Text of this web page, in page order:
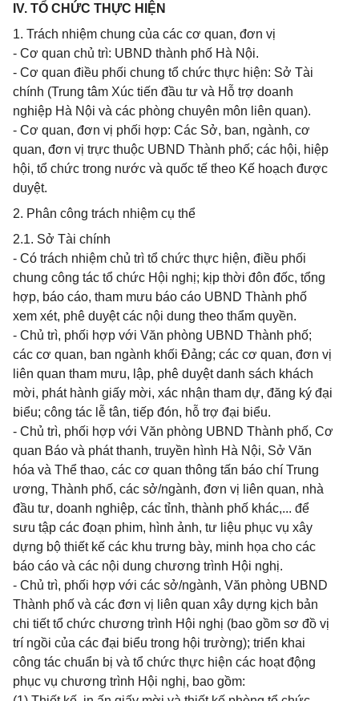
IV. TỔ CHỨC THỰC HIỆN
1. Trách nhiệm chung của các cơ quan, đơn vị
- Cơ quan chủ trì: UBND thành phố Hà Nội.
- Cơ quan điều phối chung tổ chức thực hiện: Sở Tài
chính (Trung tâm Xúc tiến đầu tư và Hỗ trợ doanh
nghiệp Hà Nội và các phòng chuyên môn liên quan).
- Cơ quan, đơn vị phối hợp: Các Sở, ban, ngành, cơ
quan, đơn vị trực thuộc UBND Thành phố; các hội, hiệp
hội, tổ chức trong nước và quốc tế theo Kế hoạch được
duyệt.
2. Phân công trách nhiệm cụ thể
2.1. Sở Tài chính
- Có trách nhiệm chủ trì tổ chức thực hiện, điều phối
chung công tác tổ chức Hội nghị; kịp thời đôn đốc, tổng
hợp, báo cáo, tham mưu báo cáo UBND Thành phố
xem xét, phê duyệt các nội dung theo thẩm quyền.
- Chủ trì, phối hợp với Văn phòng UBND Thành phố;
các cơ quan, ban ngành khối Đảng; các cơ quan, đơn vị
liên quan tham mưu, lập, phê duyệt danh sách khách
mời, phát hành giấy mời, xác nhận tham dự, đăng ký đại
biểu; công tác lễ tân, tiếp đón, hỗ trợ đại biểu.
- Chủ trì, phối hợp với Văn phòng UBND Thành phố, Cơ
quan Báo và phát thanh, truyền hình Hà Nội, Sở Văn
hóa và Thể thao, các cơ quan thông tấn báo chí Trung
ương, Thành phố, các sở/ngành, đơn vị liên quan, nhà
đầu tư, doanh nghiệp, các tỉnh, thành phố khác,... để
sưu tập các đoạn phim, hình ảnh, tư liệu phục vụ xây
dựng bộ thiết kế các khu trưng bày, minh họa cho các
báo cáo và các nội dung chương trình Hội nghị.
- Chủ trì, phối hợp với các sở/ngành, Văn phòng UBND
Thành phố và các đơn vị liên quan xây dựng kịch bản
chi tiết tổ chức chương trình Hội nghị (bao gồm sơ đồ vị
trí ngồi của các đại biểu trong hội trường); triển khai
công tác chuẩn bị và tổ chức thực hiện các hoạt động
phục vụ chương trình Hội nghị, bao gồm: